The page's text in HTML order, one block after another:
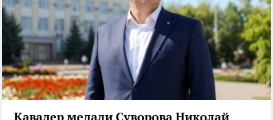
Кавалер медали Суворова Николай